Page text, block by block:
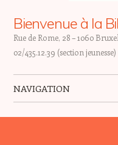
Bienvenue à la
Rue de Rome, 28 – 1060
02/435.12.39 (section jeunesse)
NAVIGATION